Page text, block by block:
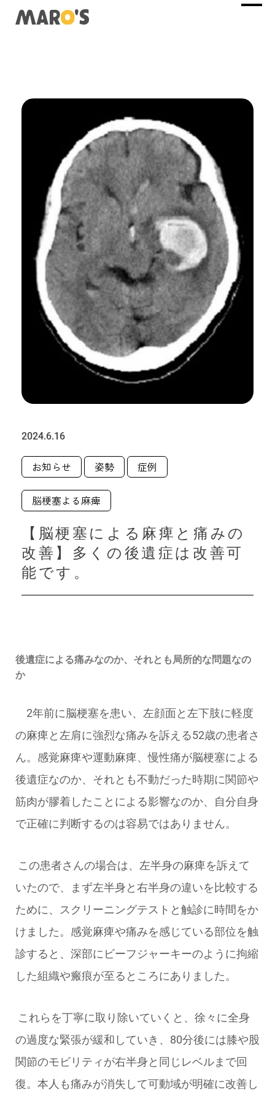
2024.6.16
お知らせ 姿勢 症例
脳梗塞よる麻痺
【脳梗塞による麻痺と痛みの
改善】多くの後遺症は改善可
能です。
後遺症による痛みなのか、それとも局所的な問題なの
か
2年前に脳梗塞を患い、左顔面と左下肢に軽度
の麻痺と左肩に強烈な痛みを訴える52歳の患者さ
ん。感覚麻痺や運動麻痺、慢性痛が脳梗塞による
後遺症なのか、それとも不動だった時期に関節や
筋肉が膠着したことによる影響なのか、自分自身
で正確に判断するのは容易ではありません。
この患者さんの場合は、左半身の麻痺を訴えて
いたので、まず左半身と右半身の違いを比較する
ために、スクリーニングテストと触診に時間をか
けました。感覚麻痺や痛みを感じている部位を触
診すると、深部にビーフジャーキーのように拘縮
した組織や瘢痕が至るところにありました。
これらを丁寧に取り除いていくと、徐々に全身
の過度な緊張が緩和していき、80分後には膝や股
関節のモビリティが右半身と同じレベルまで回
復。 本人も痛みが消失して可動域が明確に改善し